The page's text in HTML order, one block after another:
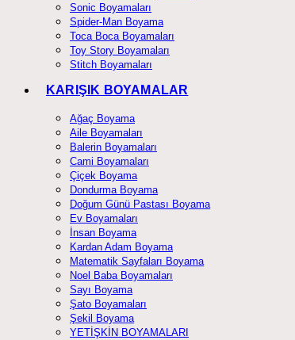
Sonic Boyamaları
Spider-Man Boyama
Toca Boca Boyamaları
Toy Story Boyamaları
Stitch Boyamaları
KARIŞIK BOYAMALAR
Ağaç Boyama
Aile Boyamaları
Balerin Boyamaları
Cami Boyamaları
Çiçek Boyama
Dondurma Boyama
Doğum Günü Pastası Boyama
Ev Boyamaları
İnsan Boyama
Kardan Adam Boyama
Matematik Sayfaları Boyama
Noel Baba Boyamaları
Sayı Boyama
Şato Boyamaları
Şekil Boyama
YETİŞKİN BOYAMALARI